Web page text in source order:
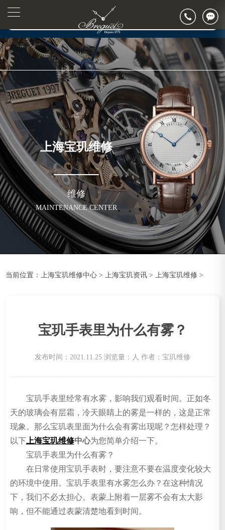
▲
▼
2026年7月宝玑售后服务中心最新网点地址：
上海市徐汇区虹桥路3号港汇中心写字楼2座37层3705室（需提前预约）
上海市黄浦区南京东路299号宏伊国际广场写字楼8层806室（需提前预约）
上海市黄浦区南京东路299号宏伊国际广场写字楼8层806室宝玑售后服务中心（需提前预约）
节假日正常营业！
上海宝玑维修
维修
MAINTENANCE CENTER
当前位置： 上海宝玑维修中心 > 上海宝玑资讯 > 上海宝玑维修 >
宝玑手表里为什么有雾？
发布时间：2021.11.25 浏览量： 人 作者：宝玑维修
宝玑手表里经常有水雾，影响我们观看时间。正如冬
天的玻璃会有层霜，冷天眼睛上的雾是一样的，这是正常
现象。那么宝玑表里面为什么会有雾出现呢？怎样处理？
以下上海宝玑维修中心为您简单介绍一下。
宝玑手表里为什么有雾？
在日常使用宝玑手表时，要注意不要在温度变化较大
的环境中使用。宝玑手表里有水雾怎么办？在这种情况
下，我们不必太担心。表蒙上附着一层雾不会有太大影
响，但不能通过表蒙清楚地看到时间。